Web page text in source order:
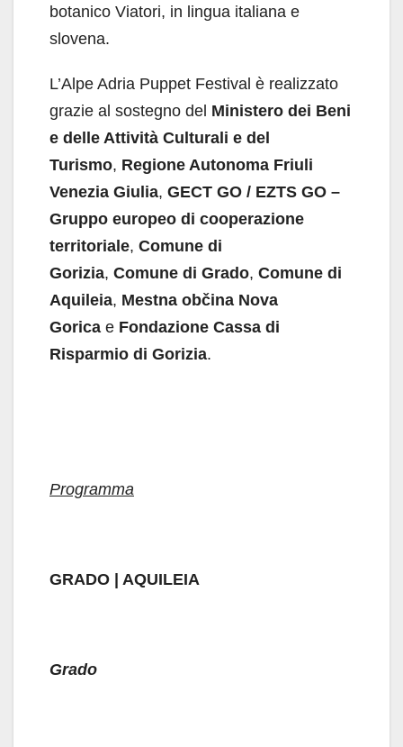
botanico Viatori, in lingua italiana e
slovena.
L’Alpe Adria Puppet Festival è realizzato
grazie al sostegno del Ministero dei Beni
e delle Attività Culturali e del
Turismo, Regione Autonoma Friuli
Venezia Giulia, GECT GO / EZTS GO –
Gruppo europeo di cooperazione
territoriale, Comune di
Gorizia, Comune di Grado, Comune di
Aquileia, Mestna občina Nova
Gorica e Fondazione Cassa di
Risparmio di Gorizia.
Programma
GRADO | AQUILEIA
Grado